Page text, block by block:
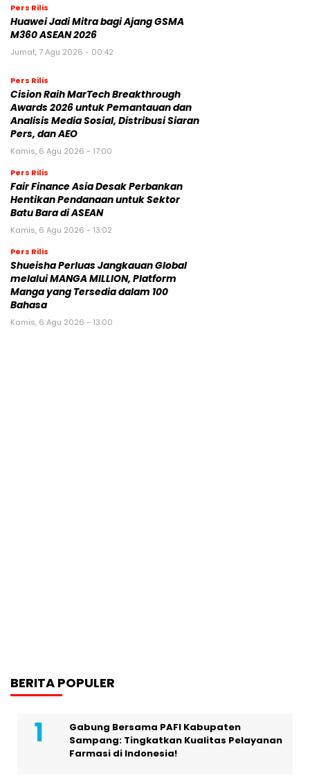
Pers Rilis
Huawei Jadi Mitra bagi Ajang GSMA
M360 ASEAN 2026
Jumat, 7 Agu 2026 - 00:42
Pers Rilis
Cision Raih MarTech Breakthrough
Awards 2026 untuk Pemantauan dan
Analisis Media Sosial, Distribusi Siaran
Pers, dan AEO
Kamis, 6 Agu 2026 - 17:00
Pers Rilis
Fair Finance Asia Desak Perbankan
Hentikan Pendanaan untuk Sektor
Batu Bara di ASEAN
Kamis, 6 Agu 2026 - 13:02
Pers Rilis
Shueisha Perluas Jangkauan Global
melalui MANGA MILLION, Platform
Manga yang Tersedia dalam 100
Bahasa
Kamis, 6 Agu 2026 - 13:00
BERITA POPULER
Gabung Bersama PAFI Kabupaten
Sampang: Tingkatkan Kualitas Pelayanan
Farmasi di Indonesia!